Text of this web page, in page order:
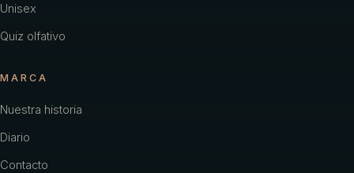
Unisex
Quiz olfativo
MARCA
Nuestra historia
Diario
Contacto